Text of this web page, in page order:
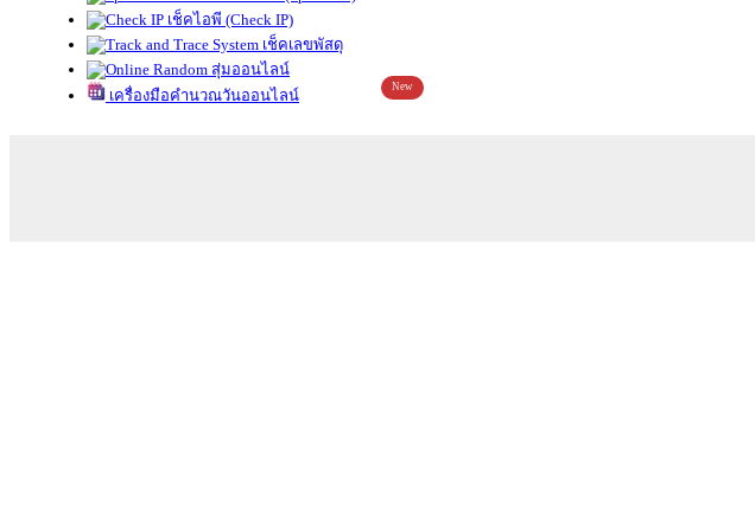
เช็คไอพี (Check IP)
เช็คเลขพัสดุ
สุ่มออนไลน์
เครื่องมือคำนวณวันออนไลน์
New